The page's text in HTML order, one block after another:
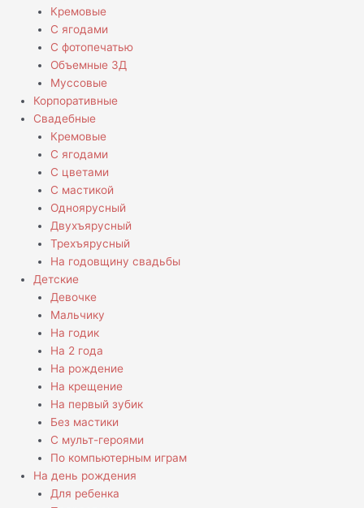
Кремовые
С ягодами
С фотопечатью
Объемные 3Д
Муссовые
Корпоративные
Свадебные
Кремовые
С ягодами
С цветами
С мастикой
Одноярусный
Двухъярусный
Трехъярусный
На годовщину свадьбы
Детские
Девочке
Мальчику
На годик
На 2 года
На рождение
На крещение
На первый зубик
Без мастики
С мульт-героями
По компьютерным играм
На день рождения
Для ребенка